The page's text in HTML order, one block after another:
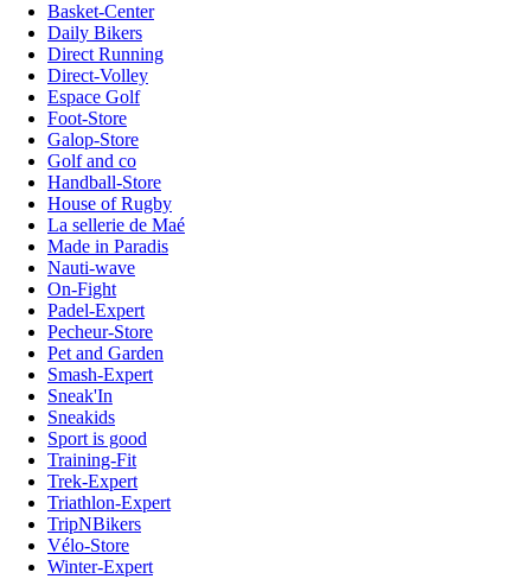
Basket-Center
Daily Bikers
Direct Running
Direct-Volley
Espace Golf
Foot-Store
Galop-Store
Golf and co
Handball-Store
House of Rugby
La sellerie de Maé
Made in Paradis
Nauti-wave
On-Fight
Padel-Expert
Pecheur-Store
Pet and Garden
Smash-Expert
Sneak'In
Sneakids
Sport is good
Training-Fit
Trek-Expert
Triathlon-Expert
TripNBikers
Vélo-Store
Winter-Expert